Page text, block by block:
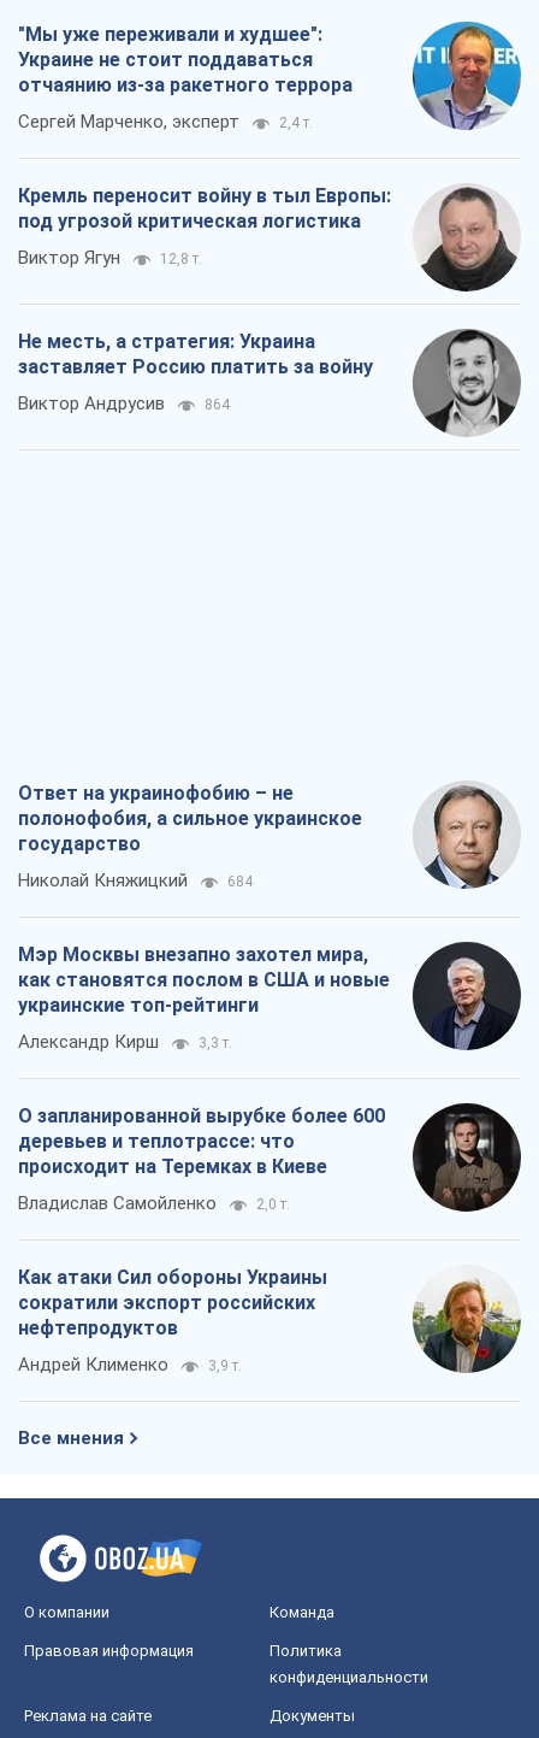
"Мы уже переживали и худшее":
Украине не стоит поддаваться
отчаянию из-за ракетного террора
Сергей Марченко, эксперт 2,4 т.
Кремль переносит войну в тыл Европы:
под угрозой критическая логистика
Виктор Ягун 12,8 т.
Не месть, а стратегия: Украина
заставляет Россию платить за войну
Виктор Андрусив 864
Ответ на украинофобию – не
полонофобия, а сильное украинское
государство
Николай Княжицкий 684
Мэр Москвы внезапно захотел мира,
как становятся послом в США и новые
украинские топ-рейтинги
Александр Кирш 3,3 т.
О запланированной вырубке более 600
деревьев и теплотрассе: что
происходит на Теремках в Киеве
Владислав Самойленко 2,0 т.
Как атаки Сил обороны Украины
сократили экспорт российских
нефтепродуктов
Андрей Клименко 3,9 т.
Все мнения
О компании Команда
Правовая информация
Политика
конфиденциальности
Реклама на сайте Документы